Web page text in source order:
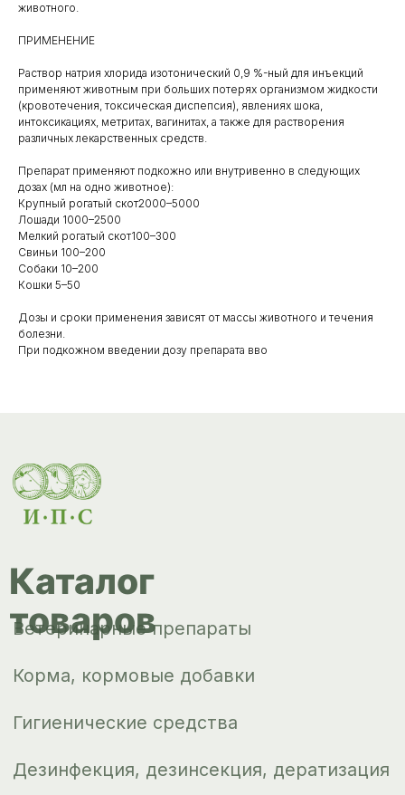
животного.
ПРИМЕНЕНИЕ
Раствор натрия хлорида изотонический 0,9 %-ный для инъекций
применяют животным при больших потерях организмом жидкости
(кровотечения, токсическая диспепсия), явлениях шока,
интоксикациях, метритах, вагинитах, а также для растворения
различных лекарственных средств.
Препарат применяют подкожно или внутривенно в следующих
дозах (мл на одно животное):
Крупный рогатый скот2000–5000
Лошади 1000–2500
Мелкий рогатый скот100–300
Свиньи 100–200
Собаки 10–200
Кошки 5–50
Дозы и сроки применения зависят от массы животного и течения
болезни.
При подкожном введении дозу препарата вво
Каталог
товаров
ips66@bk.ru
Инкубация
Доставка и
О компании
Контакты
Ветеринарные препараты
Корма, кормовые добавки
Гигиенические средства
Дезинфекция, дезинсекция, дератизация
Уход за копытами
Новости